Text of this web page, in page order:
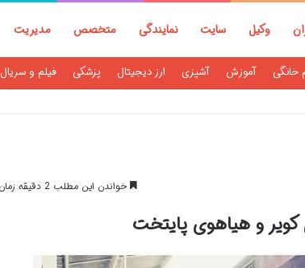
وکیل سایت نمایندگی متخصص مدیریت
خانگی آموزش آشپزی ارز دیجیتال پزشکی فیلم و سریال
خواندن این مطلب 2 دقیقه زمان میبرد
و هیاهوی پایتخت